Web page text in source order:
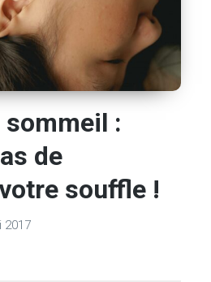
sommeil :
de
souffle !
2017